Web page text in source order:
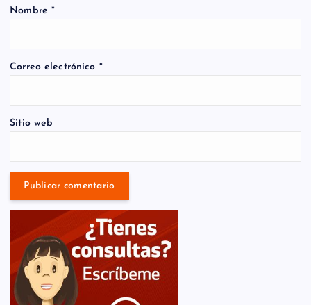
Nombre*
Correo electrónico *
Sitio web